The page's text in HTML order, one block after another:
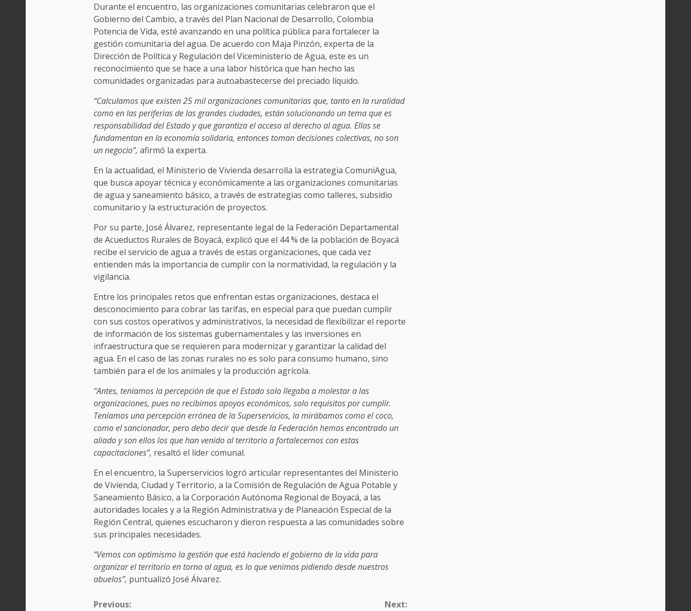
Durante el encuentro, las organizaciones comunitarias celebraron que el
Gobierno del Cambio, a través del Plan Nacional de Desarrollo, Colombia
Potencia de Vida, esté avanzando en una política pública para fortalecer la
gestión comunitaria del agua. De acuerdo con Maja Pinzón, experta de la
Dirección de Política y Regulación del Viceministerio de Agua, este es un
reconocimiento que se hace a una labor histórica que han hecho las
comunidades organizadas para autoabastecerse del preciado líquido.
“Calculamos que existen 25 mil organizaciones comunitarias que, tanto en la ruralidad
como en las periferias de las grandes ciudades, están solucionando un tema que es
responsabilidad del Estado y que garantiza el acceso al derecho al agua. Ellas se
fundamentan en la economía solidaria, entonces toman decisiones colectivas, no son
un negocio”, afirmó la experta.
En la actualidad, el Ministerio de Vivienda desarrolla la estrategia ComuniAgua,
que busca apoyar técnica y económicamente a las organizaciones comunitarias
de agua y saneamiento básico, a través de estrategias como talleres, subsidio
comunitario y la estructuración de proyectos.
Por su parte, José Álvarez, representante legal de la Federación Departamental
de Acueductos Rurales de Boyacá, explicó que el 44 % de la población de Boyacá
recibe el servicio de agua a través de estas organizaciones, que cada vez
entienden más la importancia de cumplir con la normatividad, la regulación y la
vigilancia.
Entre los principales retos que enfrentan estas organizaciones, destaca el
desconocimiento para cobrar las tarifas, en especial para que puedan cumplir
con sus costos operativos y administrativos, la necesidad de flexibilizar el reporte
de información de los sistemas gubernamentales y las inversiones en
infraestructura que se requieren para modernizar y garantizar la calidad del
agua. En el caso de las zonas rurales no es solo para consumo humano, sino
también para el de los animales y la producción agrícola.
“Antes, teníamos la percepción de que el Estado solo llegaba a molestar a las
organizaciones, pues no recibimos apoyos económicos, solo requisitos por cumplir.
Teníamos una percepción errónea de la Superservicios, la mirábamos como el coco,
como el sancionador, pero debo decir que desde la Federación hemos encontrado un
aliado y son ellos los que han venido al territorio a fortalecernos con estas
capacitaciones”, resaltó el líder comunal.
En el encuentro, la Superservicios logró articular representantes del Ministerio
de Vivienda, Ciudad y Territorio, a la Comisión de Regulación de Agua Potable y
Saneamiento Básico, a la Corporación Autónoma Regional de Boyacá, a las
autoridades locales y a la Región Administrativa y de Planeación Especial de la
Región Central, quienes escucharon y dieron respuesta a las comunidades sobre
sus principales necesidades.
“Vemos con optimismo la gestión que está haciendo el gobierno de la vida para
organizar el territorio en torno al agua, es lo que venimos pidiendo desde nuestros
abuelos”, puntualizó José Álvarez.
CONTINUE
Previous:
Next: